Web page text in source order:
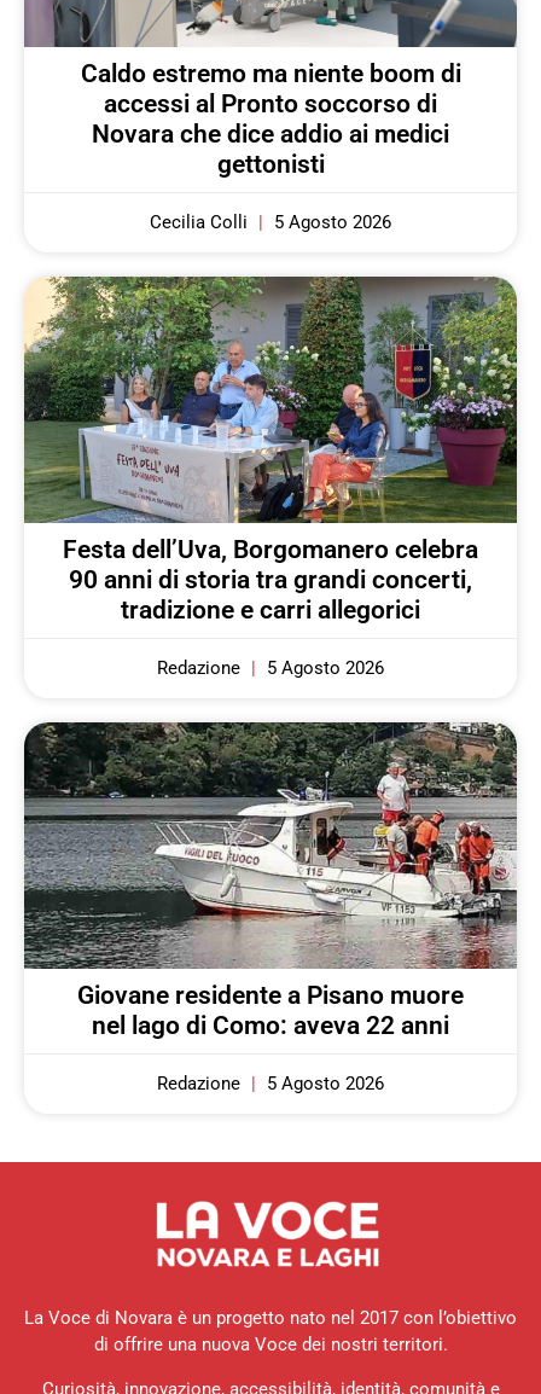
Caldo estremo ma niente boom di
accessi al Pronto soccorso di
Novara che dice addio ai medici
gettonisti
Cecilia Colli 5 Agosto 2026
Festa dell’Uva, Borgomanero celebra
90 anni di storia tra grandi concerti,
tradizione e carri allegorici
Redazione 5 Agosto 2026
Giovane residente a Pisano muore
nel lago di Como: aveva 22 anni
Redazione 5 Agosto 2026
La Voce di Novara è un progetto nato nel 2017 con l’obiettivo
di offrire una nuova Voce dei nostri territori.
Curiosità, innovazione, accessibilità, identità, comunità e